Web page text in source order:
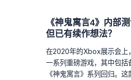
《神鬼寓言4》内部
但已有续作想法？
在2020年的Xbox展示会上
一系列重磅游戏，其中包括
《神鬼寓言》系列回归。